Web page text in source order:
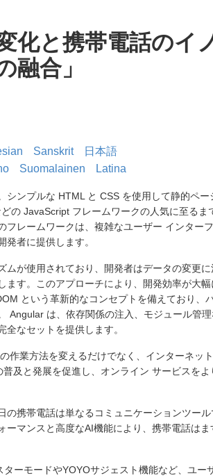
化と携帯電話のイ
融合」
Sanskrit
日本語
Suomalainen Latina
ンプルな HTML と CSS を使用して静的ペー
の JavaScript フレームワークの人気に至るま
フレームワークは、複雑なユーザー インター
者に提供します。
が使用されており、開発者はデータの変更
す。このアプローチにより、開発効率が大幅
という革新的なコンセプトを備えており、
Angular は、依存関係の注入、モジュール管
なセットを提供します。
作業方法を変えるだけでなく、インターネッ
及と発展を促進し、オンライン サービスをよ
携帯電話は単なるコミュニケーションツール
マンスと高度なAI機能により、携帯電話はま
ーモードやYOYOサジェスト機能など、ユー